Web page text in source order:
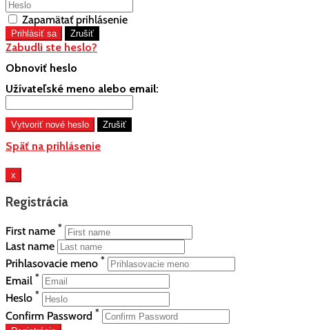
Zapamätať prihlásenie
Zabudli ste heslo?
Obnoviť heslo
Užívateľské meno alebo email:
Späť na prihlásenie
x
Registrácia
First name *
Last name
Prihlasovacie meno *
Email *
Heslo *
Confirm Password *